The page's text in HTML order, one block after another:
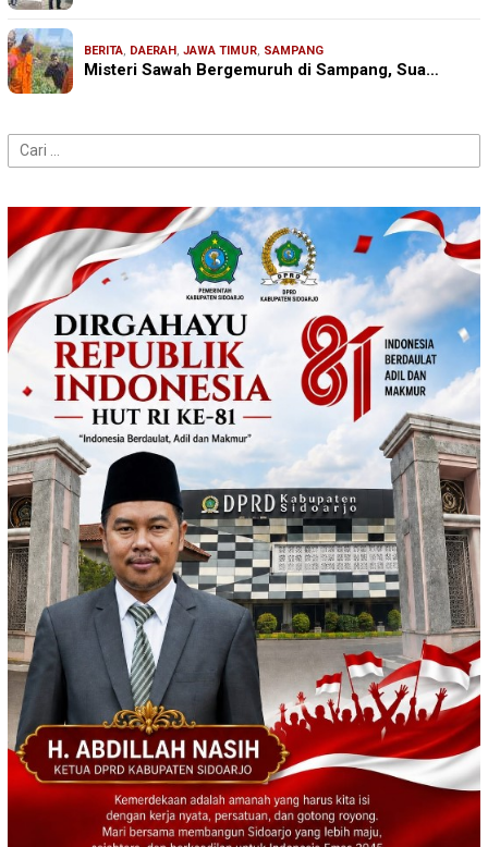
BERITA, DAERAH, JAWA TIMUR, SAMPANG
Misteri Sawah Bergemuruh di Sampang, Sua…
Cari
untuk: